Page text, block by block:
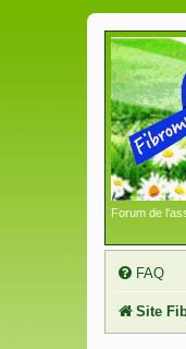
Forum de
FAQ
Site